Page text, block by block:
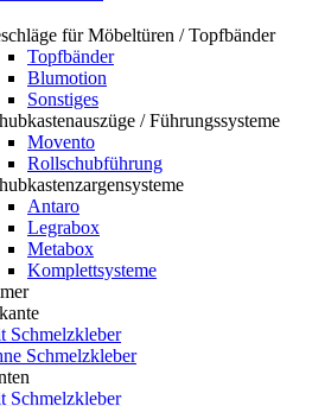
für Möbeltüren / Topfbänder
Topfbänder
Blumotion
Sonstiges
/ Führungssysteme
Movento
Rollschubführung
Antaro
Legrabox
Metabox
Komplettsysteme
Schmelzkleber
Schmelzkleber
Schmelzkleber